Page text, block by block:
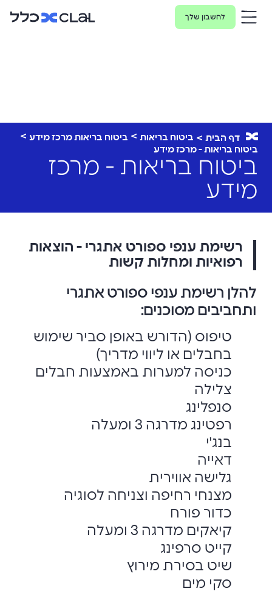
לחשבון שלך
דף הבית ביטוח בריאות
ביטוח בריאות מרכז מידע
ביטוח בריאות - מרכז מידע
ביטוח בריאות - מרכז
מידע
רשימת ענפי ספורט אתגרי - הוצאות
רפואיות ומחלות קשות
להלן רשימת ענפי ספורט אתגרי
ותחביבים מסוכנים:
טיפוס (הדורש באופן סביר שימוש
בחבלים או ליווי מדריך)
כניסה למערות באמצעות חבלים
צלילה
סנפלינג
רפטינג מדרגה 3 ומעלה
בנג'י
דאייה
גלישה אווירית
מצנחי רחיפה וצניחה לסוגיה
כדור פורח
קיאקים מדרגה 3 ומעלה
קייט סרפינג
שיט בסירת מירוץ
סקי מים